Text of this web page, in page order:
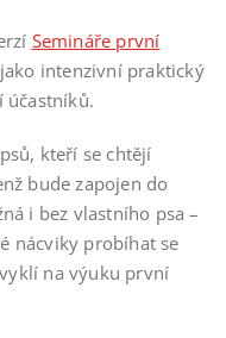
Semináře první
intenzivní praktický
účastníků.
kteří se chtějí
bude zapojen do
i bez vlastního psa –
nácviky probíhat se
na výuku první